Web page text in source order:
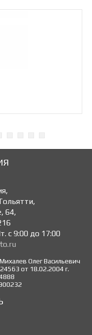
,
,
64,
с 9:00 до 17:00
Олег Васильевич
от 18.02.2004 г.